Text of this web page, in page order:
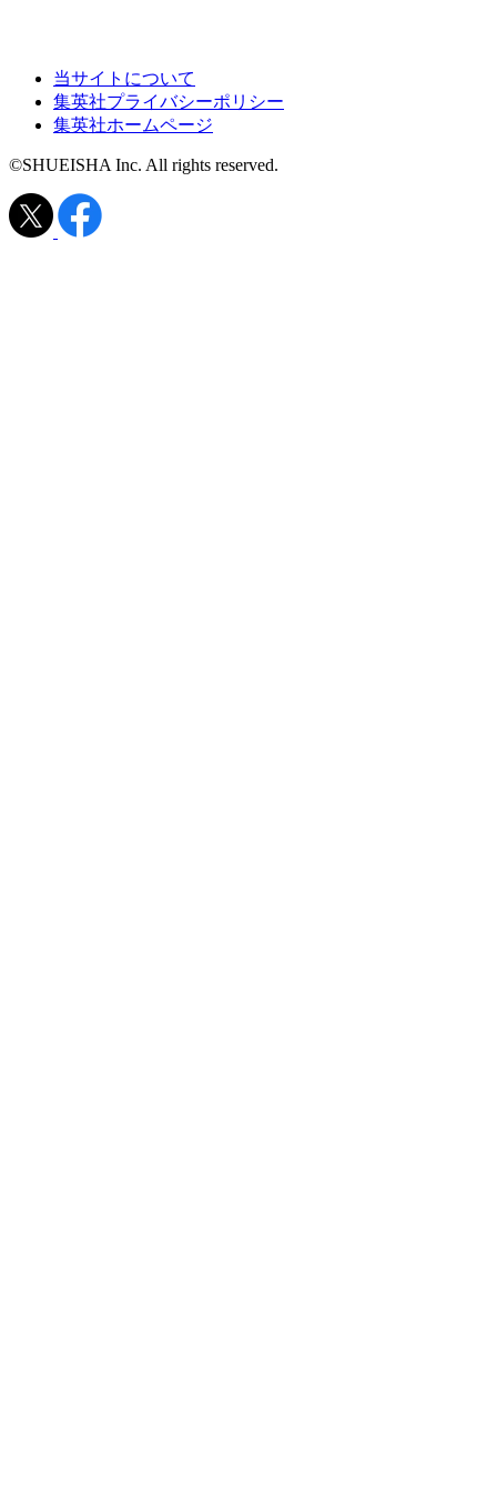
当サイトについて
集英社プライバシーポリシー
集英社ホームページ
©SHUEISHA Inc. All rights reserved.